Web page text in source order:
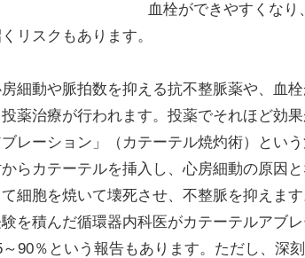
血栓ができやすくなり、
リスクもあります。
細動や脈拍数を抑える抗不整脈薬や、血
薬治療が行われます。投薬でそれほど効果
ブレーション」（カテーテル焼灼術）とい
らカテーテルを挿入し、心房細動の原因
細胞を焼いて壊死させ、不整脈を抑えま
を積んだ循環器内科医がカテーテルアブ
90％という報告もあります。ただし、深